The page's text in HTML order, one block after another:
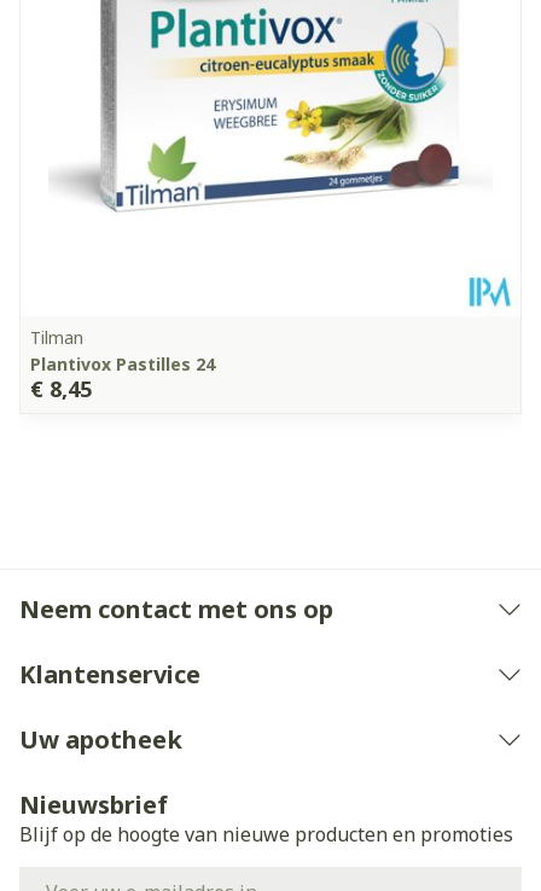
Dieetbeperkingen
Suikervrij
Behoud
Kamertemperatuur (15°C
- 25°C)
Tilman
Plantivox Pastilles 24
€ 8,45
Neem contact met ons op
Klantenservice
Uw apotheek
Nieuwsbrief
Blijf op de hoogte van nieuwe producten en promoties